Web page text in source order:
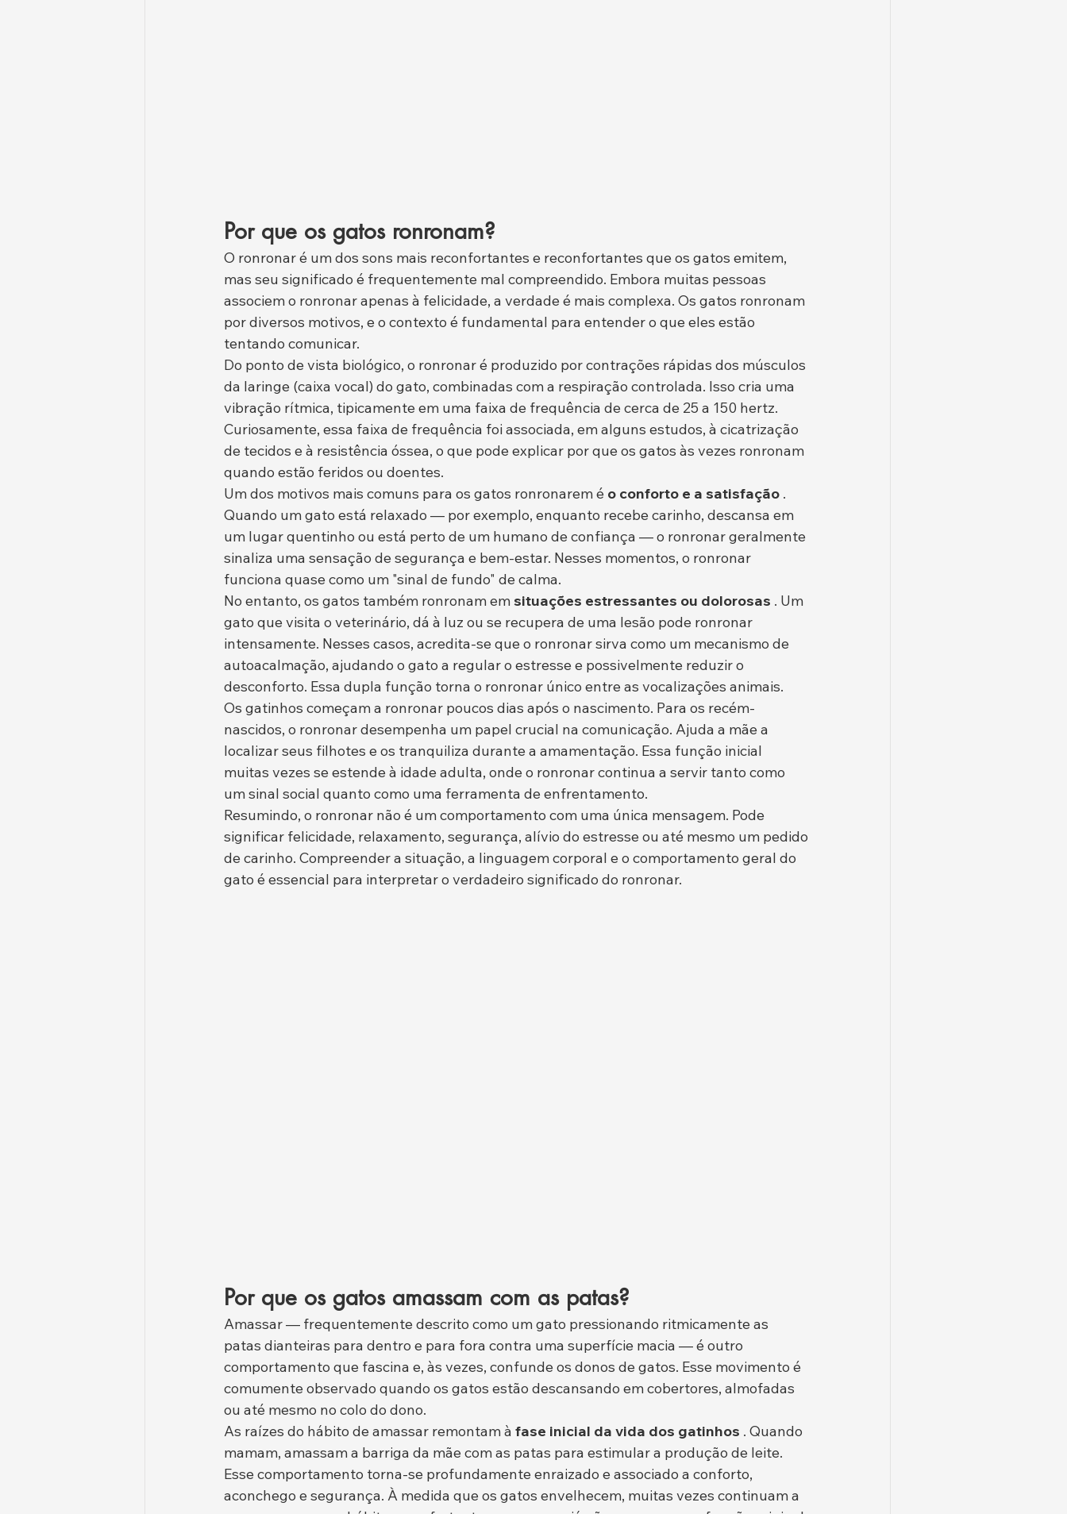
Por que os gatos ronronam?
O ronronar é um dos sons mais reconfortantes e reconfortantes que os gatos emitem,
mas seu significado é frequentemente mal compreendido. Embora muitas pessoas
associem o ronronar apenas à felicidade, a verdade é mais complexa. Os gatos ronronam
por diversos motivos, e o contexto é fundamental para entender o que eles estão
tentando comunicar.
Do ponto de vista biológico, o ronronar é produzido por contrações rápidas dos músculos
da laringe (caixa vocal) do gato, combinadas com a respiração controlada. Isso cria uma
vibração rítmica, tipicamente em uma faixa de frequência de cerca de 25 a 150 hertz.
Curiosamente, essa faixa de frequência foi associada, em alguns estudos, à cicatrização
de tecidos e à resistência óssea, o que pode explicar por que os gatos às vezes ronronam
quando estão feridos ou doentes.
Um dos motivos mais comuns para os gatos ronronarem é o conforto e a satisfação .
Quando um gato está relaxado — por exemplo, enquanto recebe carinho, descansa em
um lugar quentinho ou está perto de um humano de confiança — o ronronar geralmente
sinaliza uma sensação de segurança e bem-estar. Nesses momentos, o ronronar
funciona quase como um "sinal de fundo" de calma.
No entanto, os gatos também ronronam em situações estressantes ou dolorosas . Um
gato que visita o veterinário, dá à luz ou se recupera de uma lesão pode ronronar
intensamente. Nesses casos, acredita-se que o ronronar sirva como um mecanismo de
autoacalmação, ajudando o gato a regular o estresse e possivelmente reduzir o
desconforto. Essa dupla função torna o ronronar único entre as vocalizações animais.
Os gatinhos começam a ronronar poucos dias após o nascimento. Para os recém-
nascidos, o ronronar desempenha um papel crucial na comunicação. Ajuda a mãe a
localizar seus filhotes e os tranquiliza durante a amamentação. Essa função inicial
muitas vezes se estende à idade adulta, onde o ronronar continua a servir tanto como
um sinal social quanto como uma ferramenta de enfrentamento.
Resumindo, o ronronar não é um comportamento com uma única mensagem. Pode
significar felicidade, relaxamento, segurança, alívio do estresse ou até mesmo um pedido
de carinho. Compreender a situação, a linguagem corporal e o comportamento geral do
gato é essencial para interpretar o verdadeiro significado do ronronar.
Por que os gatos amassam com as patas?
Amassar — frequentemente descrito como um gato pressionando ritmicamente as
patas dianteiras para dentro e para fora contra uma superfície macia — é outro
comportamento que fascina e, às vezes, confunde os donos de gatos. Esse movimento é
comumente observado quando os gatos estão descansando em cobertores, almofadas
ou até mesmo no colo do dono.
As raízes do hábito de amassar remontam à fase inicial da vida dos gatinhos . Quando
mamam, amassam a barriga da mãe com as patas para estimular a produção de leite.
Esse comportamento torna-se profundamente enraizado e associado a conforto,
aconchego e segurança. À medida que os gatos envelhecem, muitas vezes continuam a